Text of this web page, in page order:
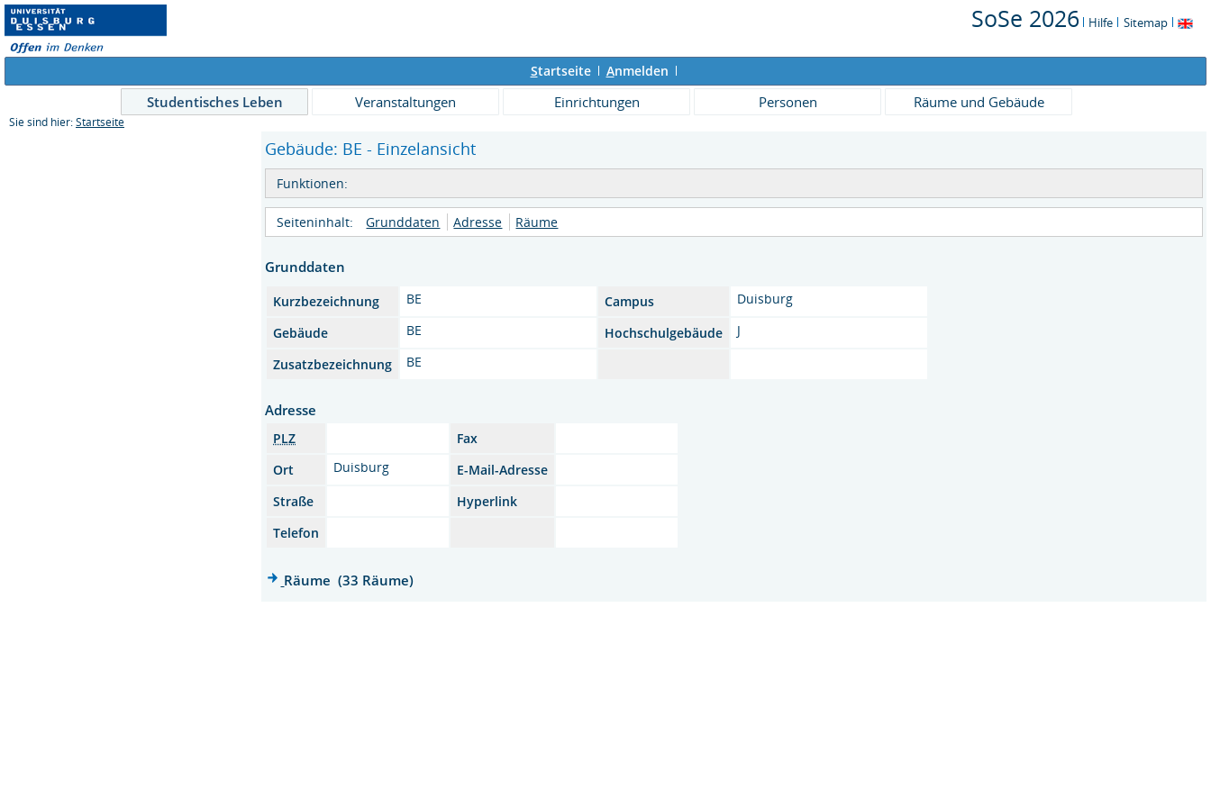
SoSe 2026 Hilfe Sitemap
Startseite Anmelden
Studentisches Leben Veranstaltungen Einrichtungen Personen Räume und Gebäude
Sie sind hier: Startseite
Gebäude: BE - Einzelansicht
Funktionen:
Seiteninhalt: Grunddaten Adresse Räume
Grunddaten
Kurzbezeichnung BE Campus
Duisburg
Gebäude
BE Hochschulgebäude
J
Zusatzbezeichnung
BE
Adresse
PLZ
Fax
Ort
Duisburg
E-Mail-Adresse
Straße
Hyperlink
Telefon
Räume (33 Räume)